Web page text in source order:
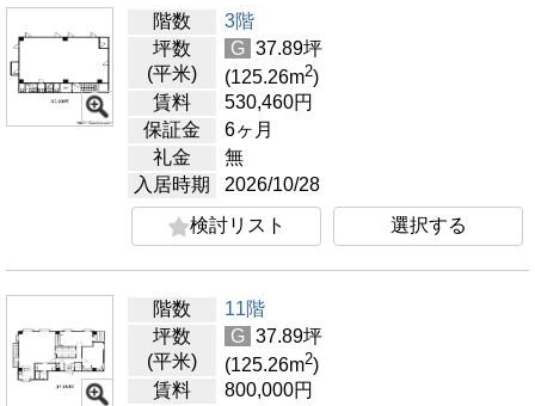
階数
3階
坪数
(平米)
G 37.89坪
(125.26m2)
賃料
530,460円
保証金
6ヶ月
礼金
無
入居時期
2026/10/28
検討リスト
選択する
階数
11階
坪数
(平米)
G 37.89坪
(125.26m2)
賃料
800,000円